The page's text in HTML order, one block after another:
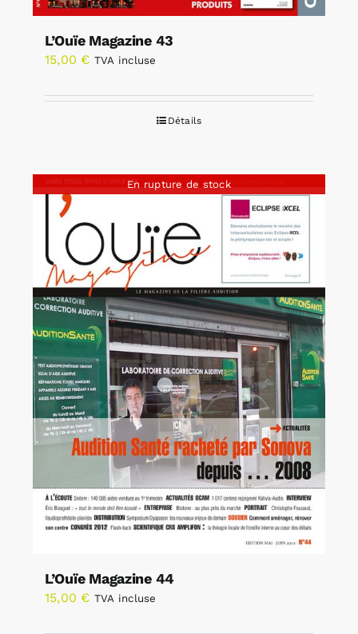
L’Ouïe Magazine 43
15,00 € TVA incluse
Détails
En rupture de stock
L’Ouïe Magazine 44
15,00 € TVA incluse